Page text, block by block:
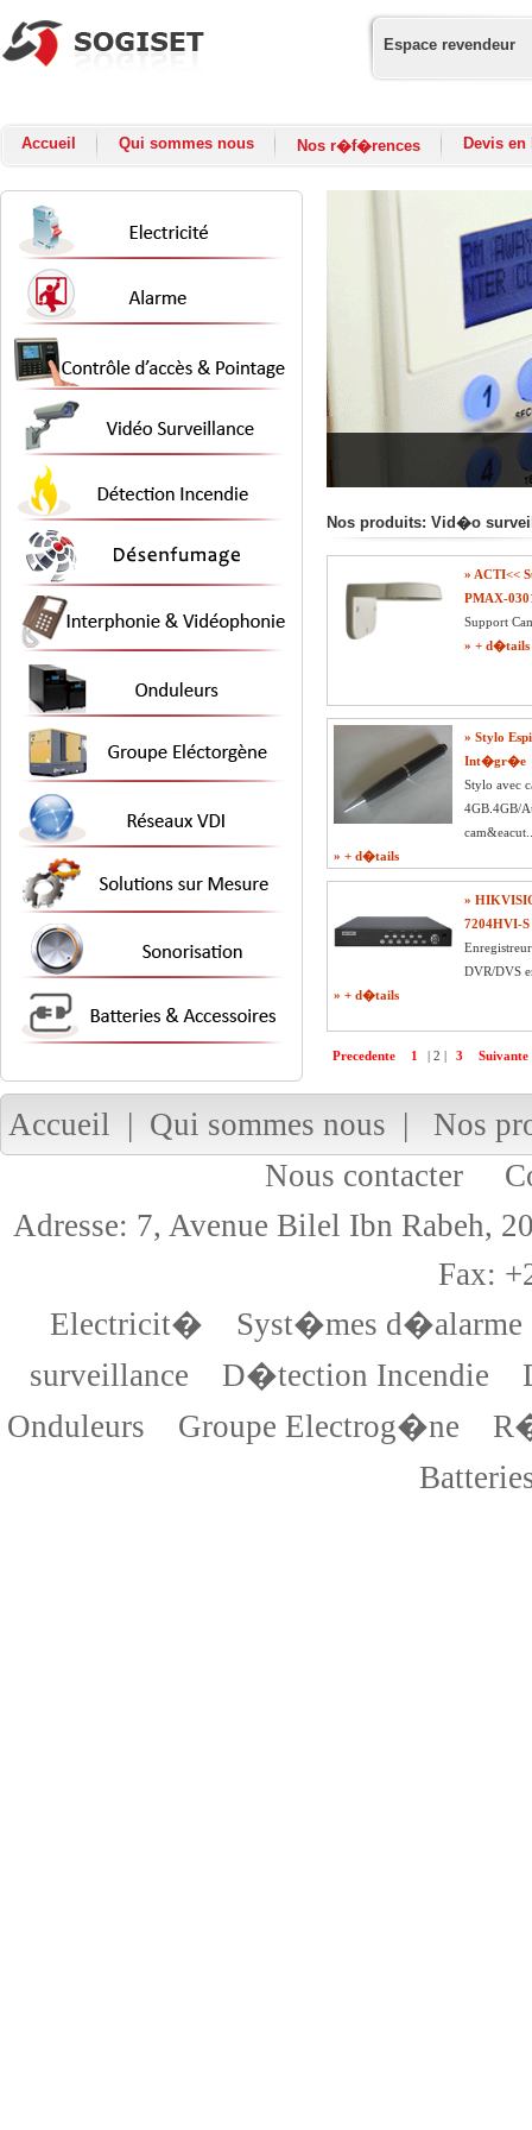
Espace revendeur
Accueil Qui sommes nous Nos r�f�rences Devis
Nos produits: Vid�o
» ACTI<<
PMAX-
Support
» + d�tails
» Stylo
Int�gr�e
Stylo avec
4GB.4GB/
» + d�tails
»
7204HVI-S
DVR/DVS
» + d�tails
Precedente 1 2 3 Suivante
Accueil | Qui sommes nous | Nos
Nous contacter
Adresse: 7, Avenue Bilel Ibn
Fax:
Electricit�
Syst�mes d�alarme
surveillance
D�tection Incendie
Onduleurs
Groupe Electrog�ne